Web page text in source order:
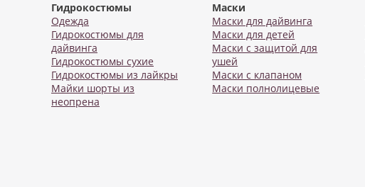
Гидрокостюмы
Одежда
Гидрокостюмы для
дайвинга
Гидрокостюмы сухие
Гидрокостюмы из лайкры
Майки шорты из
неопрена
Маски
Маски для дайвинга
Маски для детей
Маски с защитой для
ушей
Маски с клапаном
Маски полнолицевые